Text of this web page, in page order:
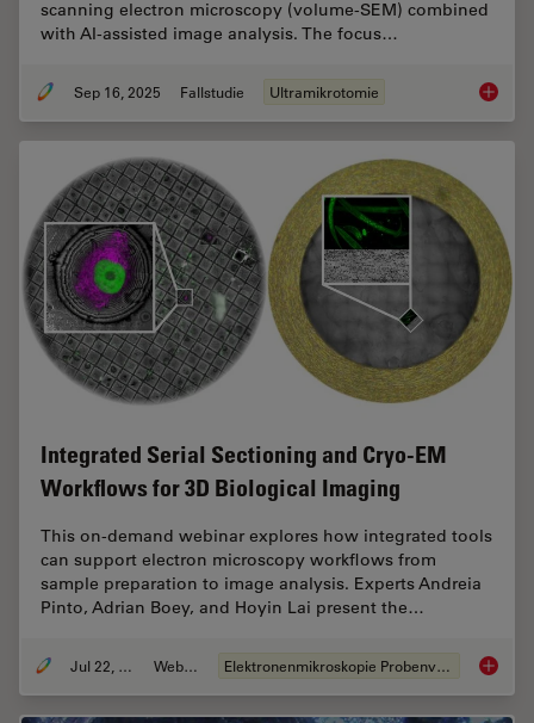
scanning electron microscopy (volume-SEM) combined
with AI-assisted image analysis. The focus…
Sep 16, 2025 Fallstudie Ultramikrotomie Volume
Integrated Serial Sectioning and Cryo-EM
Workflows for 3D Biological Imaging
This on-demand webinar explores how integrated tools
can support electron microscopy workflows from
sample preparation to image analysis. Experts Andreia
Pinto, Adrian Boey, and Hoyin Lai present the…
Jul 22, 2025 Webinar Elektronenmikroskopie Probenvorbereitung